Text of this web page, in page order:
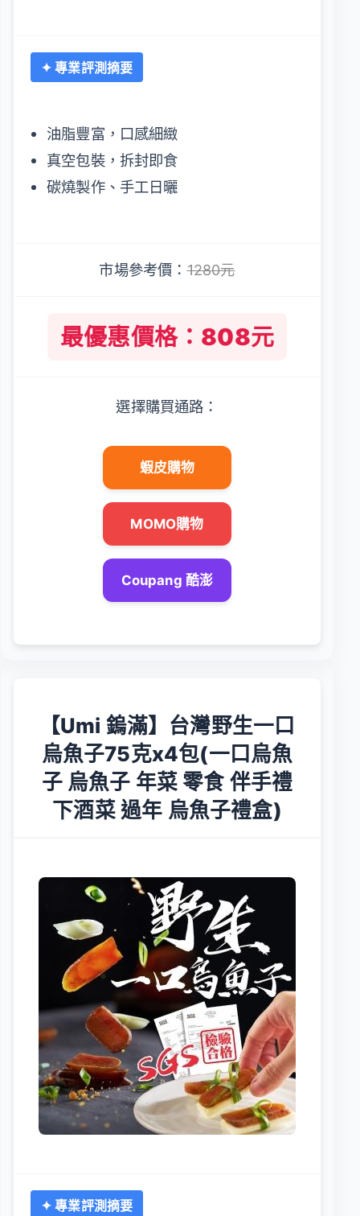
✦ 專業評測摘要
油脂豐富，口感細緻
真空包裝，拆封即食
碳燒製作、手工日曬
市場參考價：1280元
最優惠價格：808元
選擇購買通路：
蝦皮購物
MOMO購物
Coupang 酷澎
【Umi 鎢滿】台灣野生一口
烏魚子75克x4包(一口烏魚
子 烏魚子 年菜 零食 伴手禮
下酒菜 過年 烏魚子禮盒)
✦ 專業評測摘要